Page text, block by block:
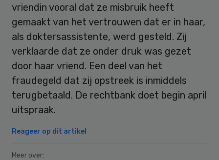
vriendin vooral dat ze misbruik heeft
gemaakt van het vertrouwen dat er in haar,
als doktersassistente, werd gesteld. Zij
verklaarde dat ze onder druk was gezet
door haar vriend. Een deel van het
fraudegeld dat zij opstreek is inmiddels
terugbetaald. De rechtbank doet begin april
uitspraak.
Reageer op dit artikel
Meer over: